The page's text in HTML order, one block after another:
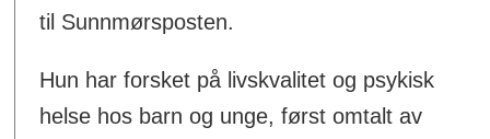
til Sunnmørsposten.
Hun har forsket på livskvalitet og psykisk
helse hos barn og unge, først omtalt av